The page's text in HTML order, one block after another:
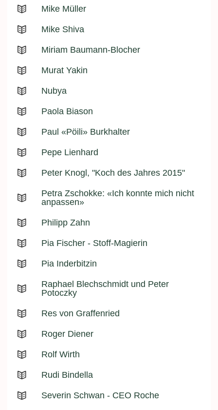
Mike Müller
Mike Shiva
Miriam Baumann-Blocher
Murat Yakin
Nubya
Paola Biason
Paul «Pöili» Burkhalter
Pepe Lienhard
Peter Knogl, "Koch des Jahres 2015"
Petra Zschokke: «Ich konnte mich nicht
anpassen»
Philipp Zahn
Pia Fischer - Stoff-Magierin
Pia Inderbitzin
Raphael Blechschmidt und Peter
Potoczky
Res von Graffenried
Roger Diener
Rolf Wirth
Rudi Bindella
Severin Schwan - CEO Roche